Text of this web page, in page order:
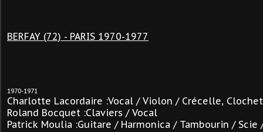
BERFAY (72) - PARIS 1970-1977
1970-1971
Charlotte Lacordaire :Vocal / Violon / Crécelle,
Roland Bocquet :Claviers / Vocal
Patrick Moulia :Guitare / Harmonica / Tambourin / Scie